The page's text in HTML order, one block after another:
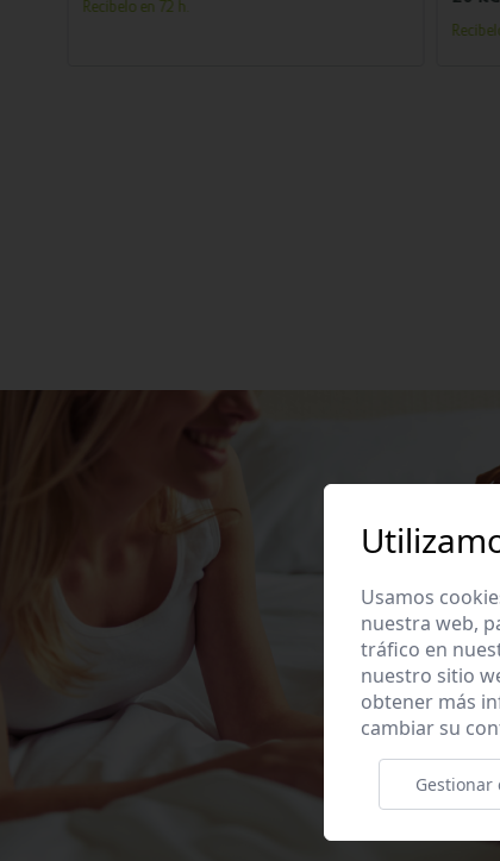
Recíbelo en 72 h.
Usamos
nuestra web,
tráfico en
nuestro sitio
obtener más
cambiar su
Gestionar